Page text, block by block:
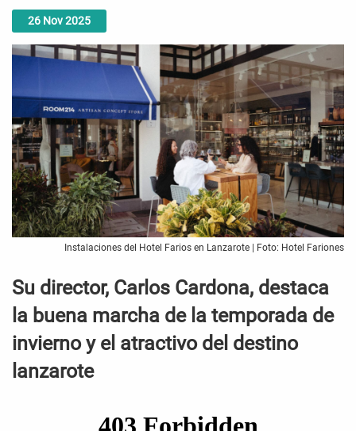
26 Nov2025
Instalaciones del Hotel Farios en Lanzarote | Foto: Hotel Fariones
Su director, Carlos Cardona, destaca
la buena marcha de la temporada de
invierno y el atractivo del destino
lanzarote